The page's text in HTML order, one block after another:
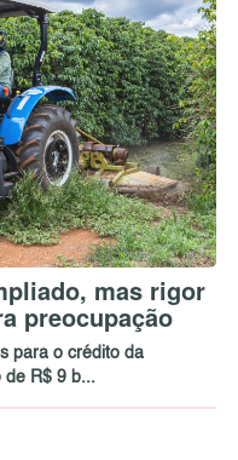
mas rigor
preocupação
para o crédito da
de R$ 9 b...